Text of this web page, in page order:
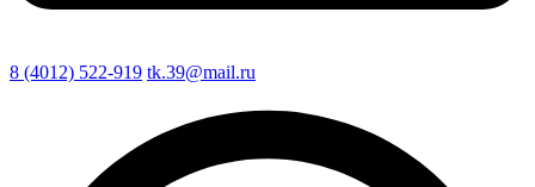
8 (4012) 522-919 tk.39@mail.ru